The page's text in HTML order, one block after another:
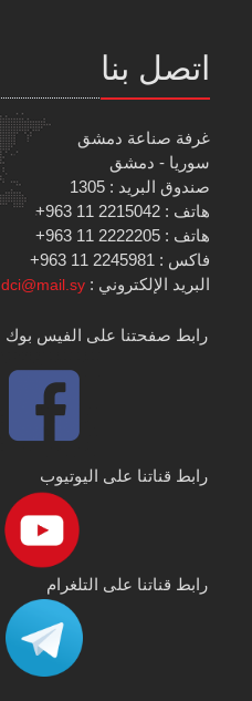
اتصل بنا
غرفة صناعة دمشق
سوريا - دمشق
صندوق البريد : 1305
هاتف : 2215042 11 963+
هاتف : 2222205 11 963+
فاكس : 2245981 11 963+
البريد الإلكتروني :dci@mail.sy
رابط صفحتنا على الفيس بوك
رابط قناتنا على اليوتيوب
رابط قناتنا على التلغرام